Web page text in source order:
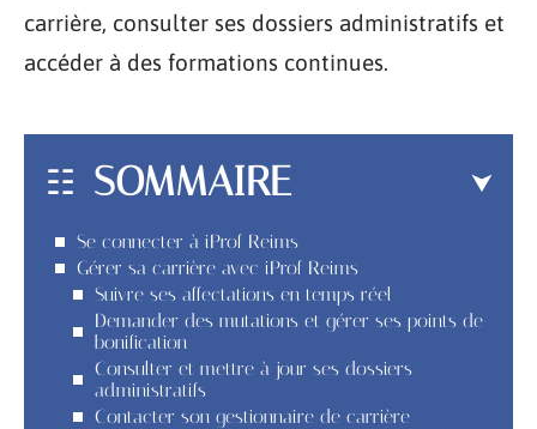
carrière, consulter ses dossiers administratifs et
accéder à des formations continues.
SOMMAIRE
Se connecter à iProf Reims
Gérer sa carrière avec iProf Reims
Suivre ses affectations en temps réel
Demander des mutations et gérer ses points de
bonification
Consulter et mettre à jour ses dossiers
administratifs
Contacter son gestionnaire de carrière